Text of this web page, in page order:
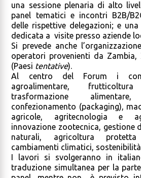
una sessione plenaria di alto
panel tematici e incontri B2B/
delle rispettive delegazioni; e
dedicata a visite presso aziende
Si prevede anche
operatori provenienti da Zambia,
(Paesi tentative).
Al centro del Forum i
agroalimentare,
trasformazione
confezionamento (packaging),
agricole, agritecnologia e
innovazione zootecnica, gestione
naturali, agricoltura
cambiamenti climatici,
I lavori si svolgeranno in
traduzione simultanea per la